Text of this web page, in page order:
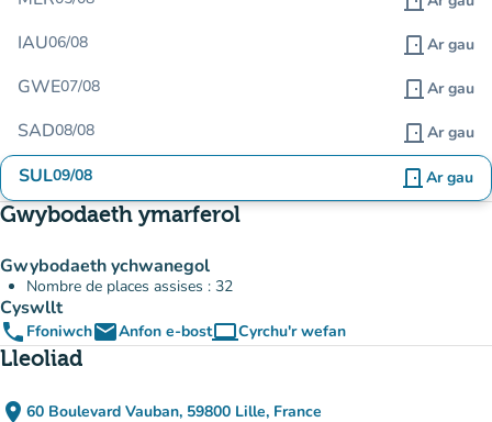
IAU06/08 door_front Ar gau
GWE07/08 door_front Ar gau
SAD08/08 door_front Ar gau
SUL09/08 door_front Ar gau
Gwybodaeth ymarferol
Gwybodaeth ychwanegol
Nombre de places assises : 32
Cyswllt
phone FfoniwchemailAnfon e-bostcomputerCyrchu'r wefan
(tab newydd)
Lleoliad
place 60 Boulevard Vauban, 59800 Lille, France